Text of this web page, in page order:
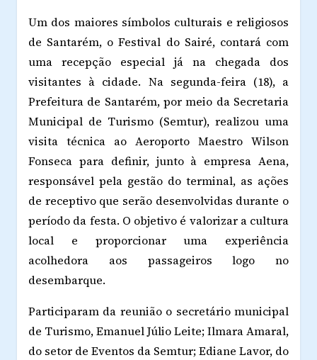
Um dos maiores símbolos culturais e religiosos
de Santarém, o Festival do Sairé, contará com
uma recepção especial já na chegada dos
visitantes à cidade. Na segunda-feira (18), a
Prefeitura de Santarém, por meio da Secretaria
Municipal de Turismo (Semtur), realizou uma
visita técnica ao Aeroporto Maestro Wilson
Fonseca para definir, junto à empresa Aena,
responsável pela gestão do terminal, as ações
de receptivo que serão desenvolvidas durante o
período da festa. O objetivo é valorizar a cultura
local e proporcionar uma experiência
acolhedora aos passageiros logo no
desembarque.
Participaram da reunião o secretário municipal
de Turismo, Emanuel Júlio Leite; Ilmara Amaral,
do setor de Eventos da Semtur; Ediane Lavor, do